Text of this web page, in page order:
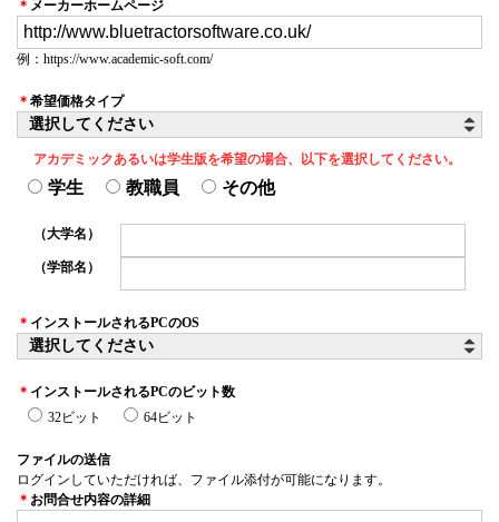
＊ メーカーホームページ
例：https://www.academic-soft.com/
＊ 希望価格タイプ
アカデミックあるいは学生版を希望の場合、以下を選択してください。
学生 教職員 その他
（大学名）
（学部名）
＊ インストールされるPCのOS
＊ インストールされるPCのビット数
32ビット
64ビット
ファイルの送信
ログインしていただければ、ファイル添付が可能になります。
＊ お問合せ内容の詳細